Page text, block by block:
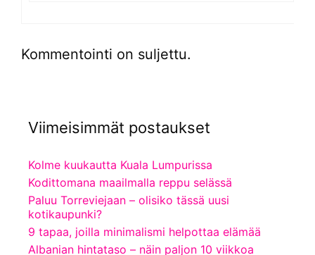
Kommentointi on suljettu.
Viimeisimmät postaukset
Kolme kuukautta Kuala Lumpurissa
Kodittomana maailmalla reppu selässä
Paluu Torreviejaan – olisiko tässä uusi
kotikaupunki?
9 tapaa, joilla minimalismi helpottaa elämää
Albanian hintataso – näin paljon 10 viikkoa